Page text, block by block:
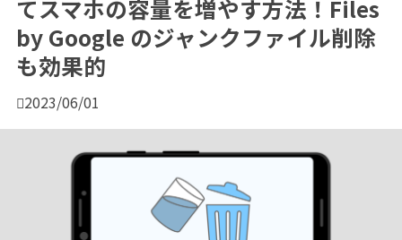
てスマホの容量を増やす方法！Files
by Google のジャンクファイル削除
も効果的
2023/06/01